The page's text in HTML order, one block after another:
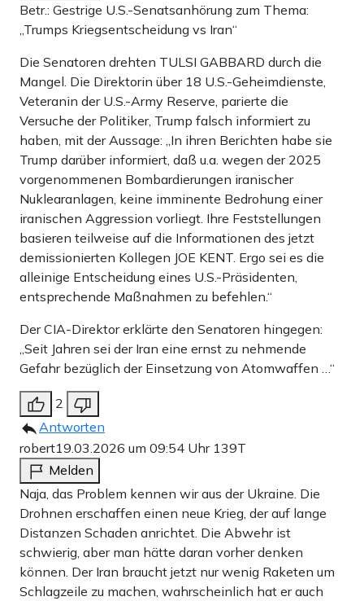
Betr.: Gestrige U.S.-Senatsanhörung zum Thema:
„Trumps Kriegsentscheidung vs Iran“
Die Senatoren drehten TULSI GABBARD durch die
Mangel. Die Direktorin über 18 U.S.-Geheimdienste,
Veteranin der U.S.-Army Reserve, parierte die
Versuche der Politiker, Trump falsch informiert zu
haben, mit der Aussage: „In ihren Berichten habe sie
Trump darüber informiert, daß u.a. wegen der 2025
vorgenommenen Bombardierungen iranischer
Nuklearanlagen, keine imminente Bedrohung einer
iranischen Aggression vorliegt. Ihre Feststellungen
basieren teilweise auf die Informationen des jetzt
demissionierten Kollegen JOE KENT. Ergo sei es die
alleinige Entscheidung eines U.S.-Präsidenten,
entsprechende Maßnahmen zu befehlen.“
Der CIA-Direktor erklärte den Senatoren hingegen:
„Seit Jahren sei der Iran eine ernst zu nehmende
Gefahr bezüglich der Einsetzung von Atomwaffen …“
2
Antworten
robert19.03.2026 um 09:54 Uhr 139T
Melden
Naja, das Problem kennen wir aus der Ukraine. Die
Drohnen erschaffen einen neue Krieg, der auf lange
Distanzen Schaden anrichtet. Die Abwehr ist
schwierig, aber man hätte daran vorher denken
können. Der Iran braucht jetzt nur wenig Raketen um
Schlagzeile zu machen, wahrscheinlich hat er auch